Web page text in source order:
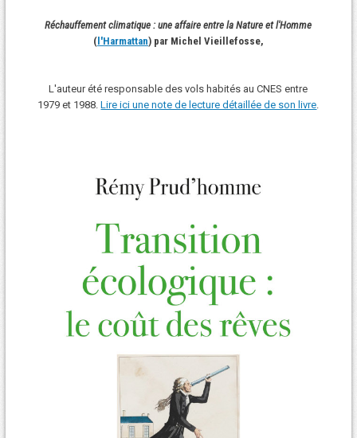
Réchauffement climatique : une affaire entre la Nature et l'Homme
(l'Harmattan) par Michel Vieillefosse,
L'auteur été responsable des vols habités au CNES entre
1979 et 1988.Lire ici une note de lecture détaillée de son livre